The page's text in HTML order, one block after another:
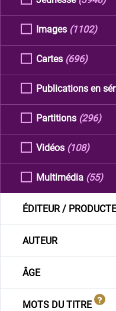
Images (1102)
Cartes (696)
Publications en
Partitions (296)
Vidéos (108)
Multimédia (55)
ÉDITEUR /
AUTEUR
ÂGE
MOTS DU TITRE